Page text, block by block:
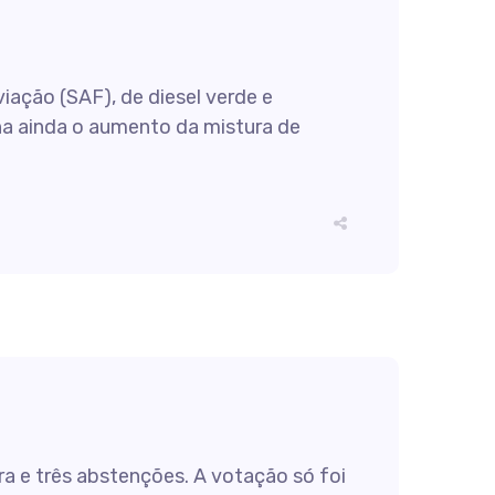
(SAF), de diesel verde e
ainda o aumento da mistura de
e três abstenções. A votação só foi